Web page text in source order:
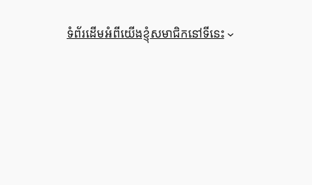
ទំព័រ​ដើមអំពី​យើង​ខ្ញុំសមាជិក​នៅ​ទីនេះ